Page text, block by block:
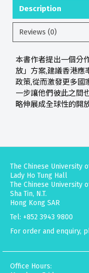
Description
Reviews (0)
本書作者提出一個分
放」方案,建議香港應
政策,從而激發更多國
一步讓他們彼此之間
略伸展成全球性的開
The Chinese University
Lady Ho Tung Hall
The Chinese University
Sha Tin, N.T.
Hong Kong SAR
Tel: +852 3943 9800
For order and enquiry,
Office Hours: